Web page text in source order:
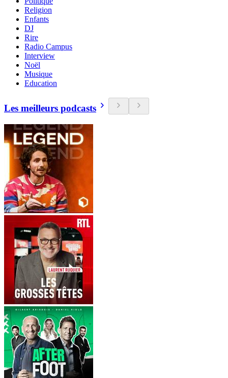
Religion
Enfants
DJ
Rire
Radio Campus
Interview
Noël
Musique
Education
Les meilleurs podcasts